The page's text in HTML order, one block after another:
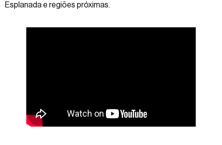
Esplanada e regiões próximas.